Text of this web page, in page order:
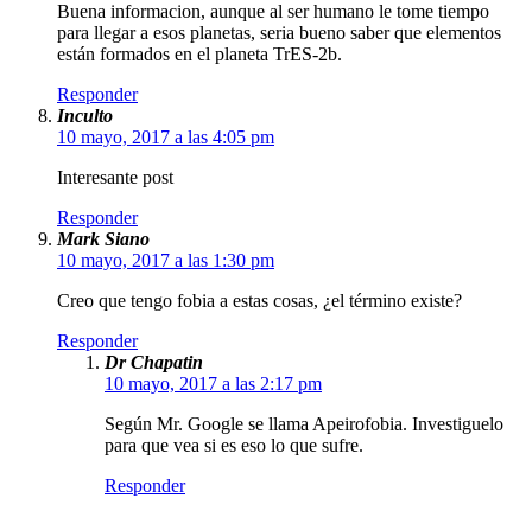
Buena informacion, aunque al ser humano le tome tiempo
para llegar a esos planetas, seria bueno saber que elementos
están formados en el planeta TrES-2b.
Responder
Inculto
10 mayo, 2017 a las 4:05 pm
Interesante post
Responder
Mark Siano
10 mayo, 2017 a las 1:30 pm
Creo que tengo fobia a estas cosas, ¿el término existe?
Responder
Dr Chapatin
10 mayo, 2017 a las 2:17 pm
Según Mr. Google se llama Apeirofobia. Investiguelo
para que vea si es eso lo que sufre.
Responder